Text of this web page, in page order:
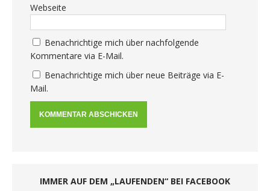
Webseite
Benachrichtige mich über nachfolgende
Kommentare via E-Mail.
Benachrichtige mich über neue Beiträge via E-
Mail.
IMMER AUF DEM „LAUFENDEN“ BEI FACEBOOK